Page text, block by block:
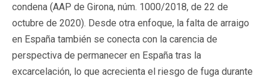
condena (AAP de Girona, núm. 1000/2018, de 22 de
octubre de 2020). Desde otra enfoque, la falta de arraigo
en España también se conecta con la carencia de
perspectiva de permanecer en España tras la
excarcelación, lo que acrecienta el riesgo de fuga durante